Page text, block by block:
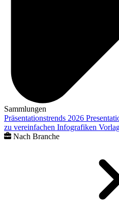
Sammlungen
Präsentationstrends 2026
zu vereinfachen Infografiken
Nach Branche